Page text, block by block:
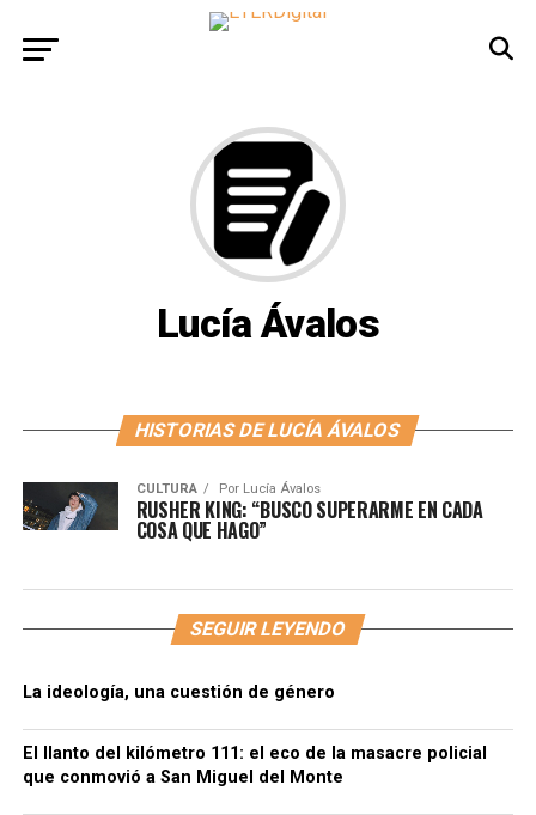
Lucía Ávalos
HISTORIAS DE LUCÍA ÁVALOS
CULTURA Por Lucía Ávalos
RUSHER KING: “BUSCO SUPERARME EN CADA
COSA QUE HAGO”
SEGUIR LEYENDO
La ideología, una cuestión de género
El llanto del kilómetro 111: el eco de la masacre policial
que conmovió a San Miguel del Monte